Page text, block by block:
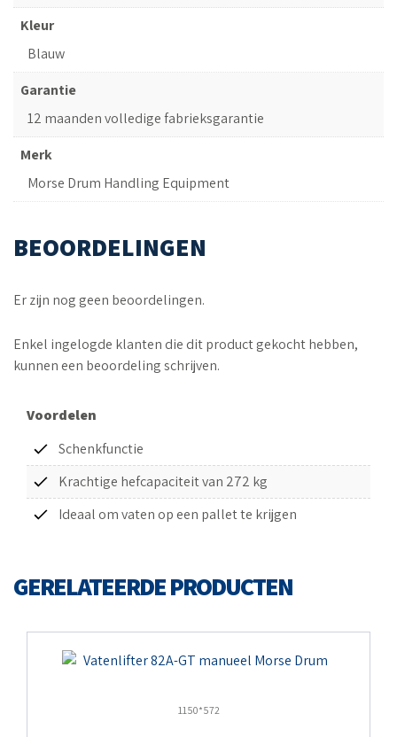
Kleur
Blauw
Garantie
12 maanden volledige fabrieksgarantie
Merk
Morse Drum Handling Equipment
BEOORDELINGEN
Er zijn nog geen beoordelingen.
Enkel ingelogde klanten die dit product gekocht hebben,
kunnen een beoordeling schrijven.
Voordelen
Schenkfunctie
Krachtige hefcapaciteit van 272 kg
Ideaal om vaten op een pallet te krijgen
GERELATEERDE PRODUCTEN
1150*572